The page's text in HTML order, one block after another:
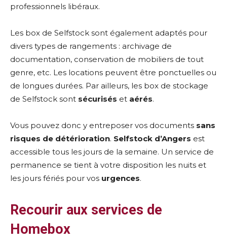
professionnels libéraux.
Les box de Selfstock sont également adaptés pour
divers types de rangements : archivage de
documentation, conservation de mobiliers de tout
genre, etc. Les locations peuvent être ponctuelles ou
de longues durées. Par ailleurs, les box de stockage
de Selfstock sont sécurisés et aérés.
Vous pouvez donc y entreposer vos documents sans
risques de détérioration. Selfstock d’Angers est
accessible tous les jours de la semaine. Un service de
permanence se tient à votre disposition les nuits et
les jours fériés pour vos urgences.
Recourir aux services de
Homebox